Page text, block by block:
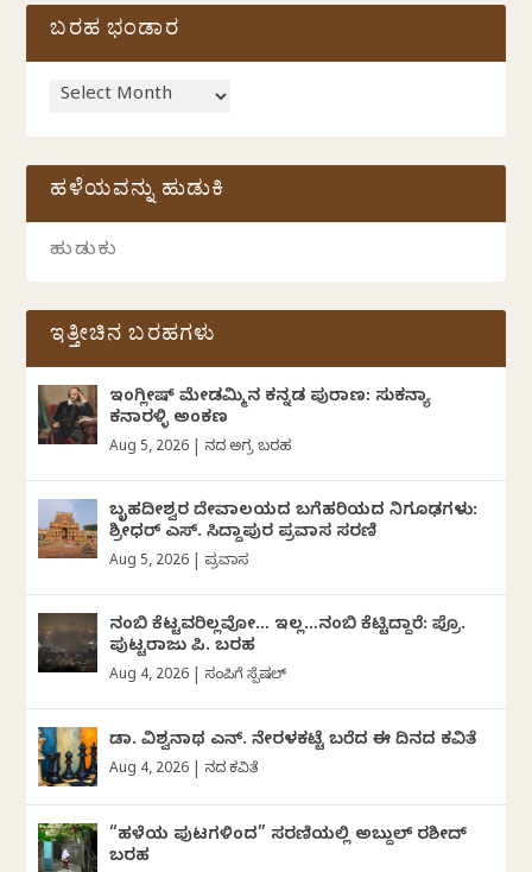
ಬರಹ ಭಂಡಾರ
ಹಳೆಯವನ್ನು ಹುಡುಕಿ
ಇತ್ತೀಚಿನ ಬರಹಗಳು
ಇಂಗ್ಲೀಷ್ ಮೇಡಮ್ಮಿನ ಕನ್ನಡ ಪುರಾಣ: ಸುಕನ್ಯಾ
ಕನಾರಳ್ಳಿ ಅಂಕಣ
Aug 5, 2026 ದಿನದ ಅಗ್ರ ಬರಹ
ಬೃಹದೀಶ್ವರ ದೇವಾಲಯದ ಬಗೆಹರಿಯದ ನಿಗೂಢಗಳು:
ಶ್ರೀಧರ್‌ ಎಸ್.‌ ಸಿದ್ದಾಪುರ ಪ್ರವಾಸ ಸರಣಿ
Aug 5, 2026 ಪ್ರವಾಸ
ನಂಬಿ ಕೆಟ್ಟವರಿಲ್ಲವೋ… ಇಲ್ಲ…ನಂಬಿ ಕೆಟ್ಟಿದ್ದಾರೆ: ಪ್ರೊ.
ಪುಟ್ಟರಾಜು ಪಿ. ಬರಹ
Aug 4, 2026 ಸಂಪಿಗೆ ಸ್ಪೆಷಲ್
ಡಾ. ವಿಶ್ವನಾಥ ಎನ್.‌ ನೇರಳಕಟ್ಟೆ ಬರೆದ ಈ ದಿನದ ಕವಿತೆ
Aug 4, 2026 ದಿನದ ಕವಿತೆ
“ಹಳೆಯ ಪುಟಗಳಿಂದ” ಸರಣಿಯಲ್ಲಿ ಅಬ್ದುಲ್‌ ರಶೀದ್‌
ಬರಹ